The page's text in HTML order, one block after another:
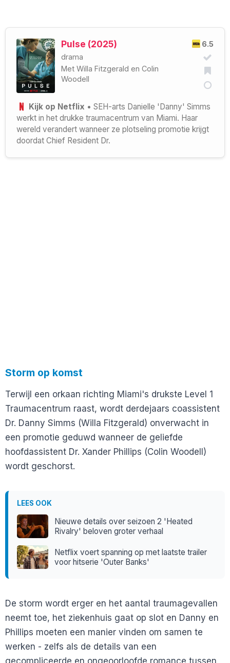
6.5
Pulse (2025)
drama
Met Willa Fitzgerald en Colin
Woodell
Kijk op Netflix • SEH-arts Danielle 'Danny' Simms
werkt in het drukke traumacentrum van Miami. Haar
wereld verandert wanneer ze plotseling promotie krijgt
doordat Chief Resident Dr.
Storm op komst
Terwijl een orkaan richting Miami's drukste Level 1
Traumacentrum raast, wordt derdejaars coassistent
Dr. Danny Simms (Willa Fitzgerald) onverwacht in
een promotie geduwd wanneer de geliefde
hoofdassistent Dr. Xander Phillips (Colin Woodell)
wordt geschorst.
LEES OOK
Nieuwe details over seizoen 2 'Heated
Rivalry' beloven groter verhaal
Netflix voert spanning op met laatste trailer
voor hitserie 'Outer Banks'
De storm wordt erger en het aantal traumagevallen
neemt toe, het ziekenhuis gaat op slot en Danny en
Phillips moeten een manier vinden om samen te
werken - zelfs als de details van een